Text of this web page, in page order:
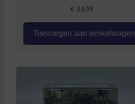
€ 34,99
Toevoegen aan winkelwagen